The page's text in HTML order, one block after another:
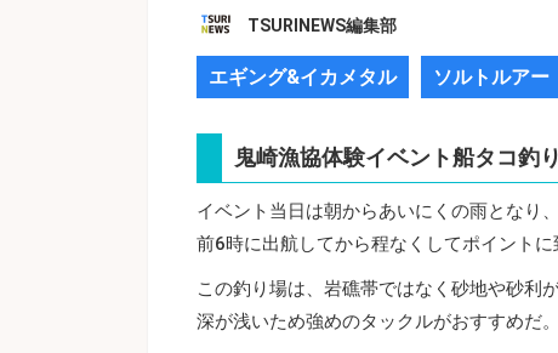
TSURINEWS編集部
エギング&イカメタル ソルトルアー
鬼崎漁協体験イベント船タコ釣り
イベント当日は朝からあいにくの雨となり
前6時に出航してから程なくしてポイントに
この釣り場は、岩礁帯ではなく砂地や砂利
深が浅いため強めのタックルがおすすめだ。